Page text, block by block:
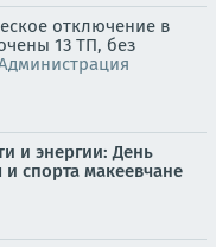
отключение в
13 ТП, без
и энергии: День
спорта макеевчане